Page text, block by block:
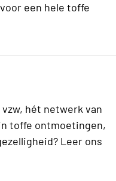
een hele toffe
vzw, hét netwerk van
toffe ontmoetingen,
Leer ons